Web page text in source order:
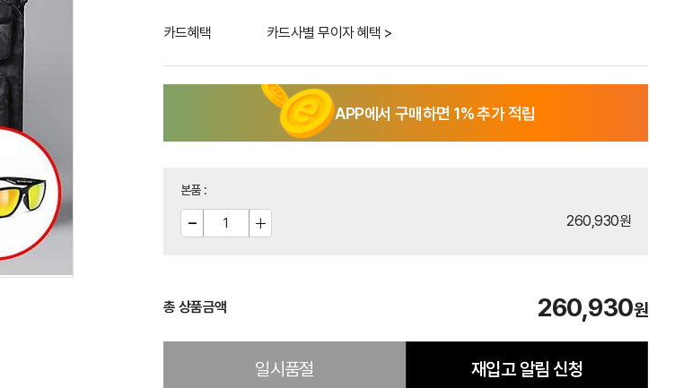
카드혜택 카드사별 무이자 혜택 >
APP에서 구매하면 1% 추가 적립
본품:
260,930원
총 상품금액 260,930원
일시품절 재입고 알림 신청